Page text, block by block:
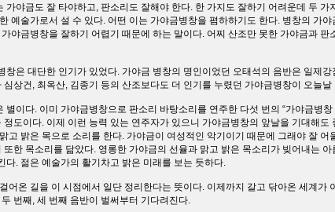
가야금도 잘 타야하고, 판소리도 잘해야 한다. 한 가지도 잘하기 어려운데 두 가
예술가로서 설 수 있다. 어떤 이는 가야금병창을 폄하하기도 한다. 병창의 가
야금병창을 잘하기 어렵기 때문에 하는 말이다. 어찌 산조만 못한 가야금과
창은 대단한 인기가 있었다. 가야금 병창의 명인이었던 오태석의 음반은 일제
심상건, 최옥산, 김종기 등의 산조보다도 더 인기를 누렸던 가야금병창이 오늘
별이다. 이미 가야금병창으로 판소리 바탕소리를 연주한 다섯 번의 “가야금병
정도이다. 이제 이런 능력 있는 연주자가 있으니 가야금병창의 앞날을 기대해도
고 밝은 목으로 소리를 한다. 가야금이 여성적인 악기이기 때문에 그래야 잘
또한 목소리를 닮았다. 영롱한 가야금의 선율과 맑고 밝은 목소리가 빚어내는
다. 젊은 예술가의 활기차고 밝은 미래를 보는 듯하다.
어온 길을 이 시점에서 일단 정리한다는 뜻이다. 이제까지 갈고 닦아온 세계가
번째, 세 번째 음반이 벌써부터 기다려진다.